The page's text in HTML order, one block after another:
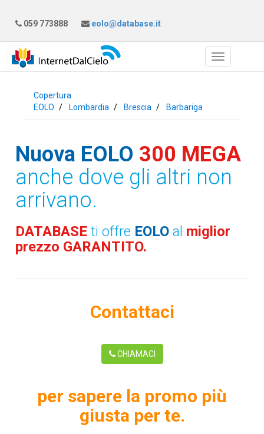
059 773888 eolo@database.it
Copertura
EOLO
Lombardia Brescia Barbariga
Nuova EOLO 300 MEGA
anche dove gli altri non
arrivano.
DATABASEti offre EOLO al miglior
prezzo GARANTITO.
Contattaci
CHIAMACI
per sapere la promo più
giusta per te.